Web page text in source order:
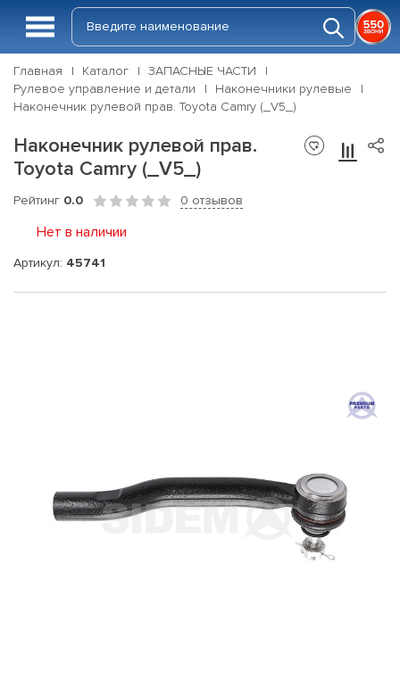
Главная Каталог
ЗАПАСНЫЕ ЧАСТИ
Рулевое управление и детали
Наконечники рулевые
Наконечник рулевой прав. Toyota Camry (_V5_)
Наконечник рулевой прав.
Toyota Camry (_V5_)
Рейтинг 0.0 0 отзывов
Нет в наличии
Артикул: 45741